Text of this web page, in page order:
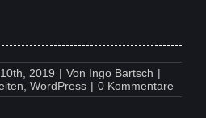
2019 | Von Ingo Bartsch |
WordPress | 0 Kommentareon
Unikat